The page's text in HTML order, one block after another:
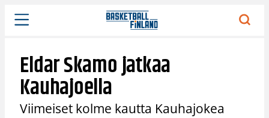
Siirry
sisältöön
Eldar Skamo jatkaa
Kauhajoella
Viimeiset kolme kautta Kauhajokea